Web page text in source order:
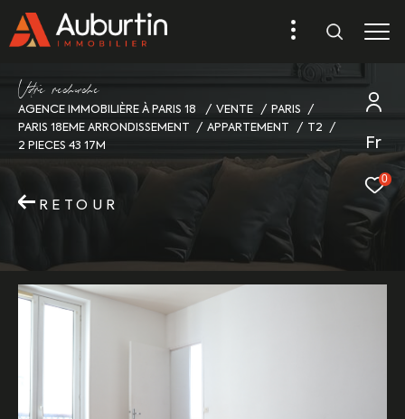
Fr
0
Vore recece
AGENCE IMMOBILIÈRE À PARIS 18 VENTE
PARIS
PARIS 18EME ARRONDISSEMENT
APPARTEMENT
T2
2 PIECES 43 17M
RETOUR